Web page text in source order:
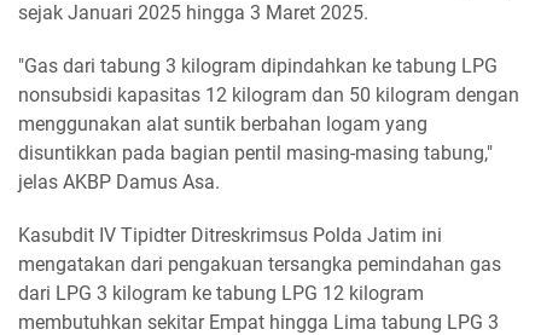
sejak Januari 2025 hingga 3 Maret 2025.
"Gas dari tabung 3 kilogram dipindahkan ke tabung LPG
nonsubsidi kapasitas 12 kilogram dan 50 kilogram dengan
menggunakan alat suntik berbahan logam yang
disuntikkan pada bagian pentil masing-masing tabung,"
jelas AKBP Damus Asa.
Kasubdit IV Tipidter Ditreskrimsus Polda Jatim ini
mengatakan dari pengakuan tersangka pemindahan gas
dari LPG 3 kilogram ke tabung LPG 12 kilogram
membutuhkan sekitar Empat hingga Lima tabung LPG 3